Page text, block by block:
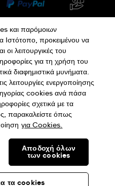
Πολιτική Cookies
MADE
ΕΠΙΦΥΛΑΞΗ ΚΑΘΕ ΝΟΜΙΚΟΥ
και παρόμοιων
Ιστότοπο, προκειμένου να
οι λειτουργικές του
για τη χρήση του
διαφημιστικά μυνήματα.
λειτουργίες ενεργοποίησης
cookies ανά πάσα
σχετικά με τα
παρακαλείστε όπως
για Cookies.
τα cookies
Αποδοχή όλων
των cookies